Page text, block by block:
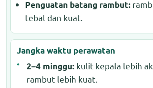
Penguatan batang rambut:
tebal dan kuat.
Jangka waktu perawatan
2–4 minggu: kulit kepala lebih
rambut lebih kuat.